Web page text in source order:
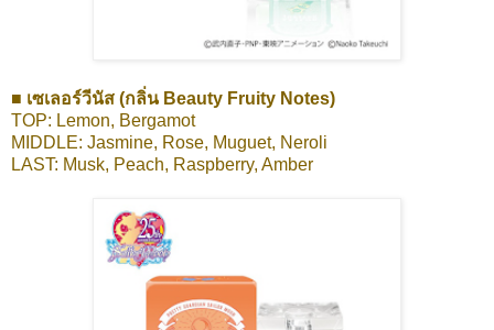
■ เซเลอร์วีนัส (กลิ่น Beauty Fruity Notes)
TOP: Lemon, Bergamot
MIDDLE: Jasmine, Rose, Muguet, Neroli
LAST: Musk, Peach, Raspberry, Amber